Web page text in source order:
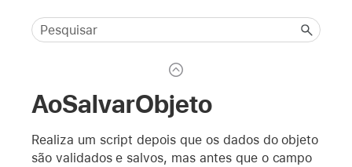
AoSalvarObjeto
Realiza um script depois que os dados do objeto
são validados e salvos, mas antes que o campo